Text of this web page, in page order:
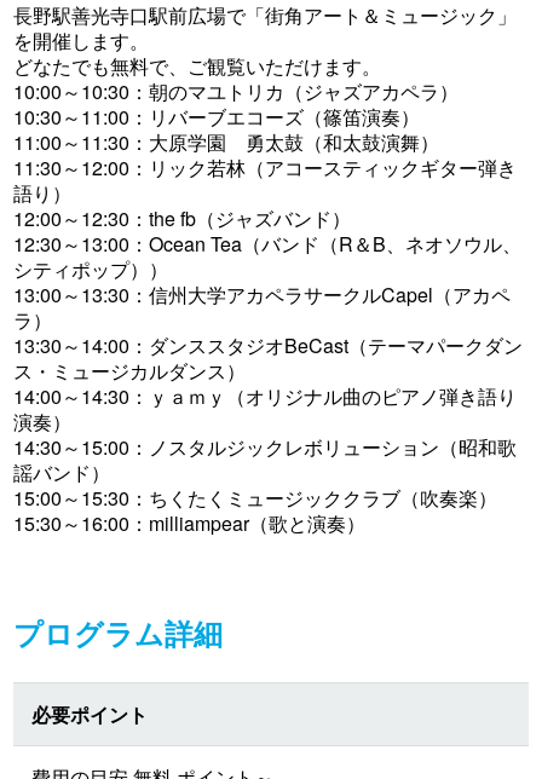
長野駅善光寺口駅前広場で「街角アート＆ミュージック」
を開催します。
どなたでも無料で、ご観覧いただけます。
10:00～10:30：朝のマユトリカ（ジャズアカペラ）
10:30～11:00：リバーブエコーズ（篠笛演奏）
11:00～11:30：大原学園 勇太鼓（和太鼓演舞）
11:30～12:00：リック若林（アコースティックギター弾き
語り）
12:00～12:30：the fb（ジャズバンド）
12:30～13:00：Ocean Tea（バンド（R＆B、ネオソウル、
シティポップ））
13:00～13:30：信州大学アカペラサークルCapel（アカペ
ラ）
13:30～14:00：ダンススタジオBeCast（テーマパークダン
ス・ミュージカルダンス）
14:00～14:30：ｙａｍｙ（オリジナル曲のピアノ弾き語り
演奏）
14:30～15:00：ノスタルジックレボリューション（昭和歌
謡バンド）
15:00～15:30：ちくたくミュージッククラブ（吹奏楽）
15:30～16:00：milliampear（歌と演奏）
プログラム詳細
必要ポイント